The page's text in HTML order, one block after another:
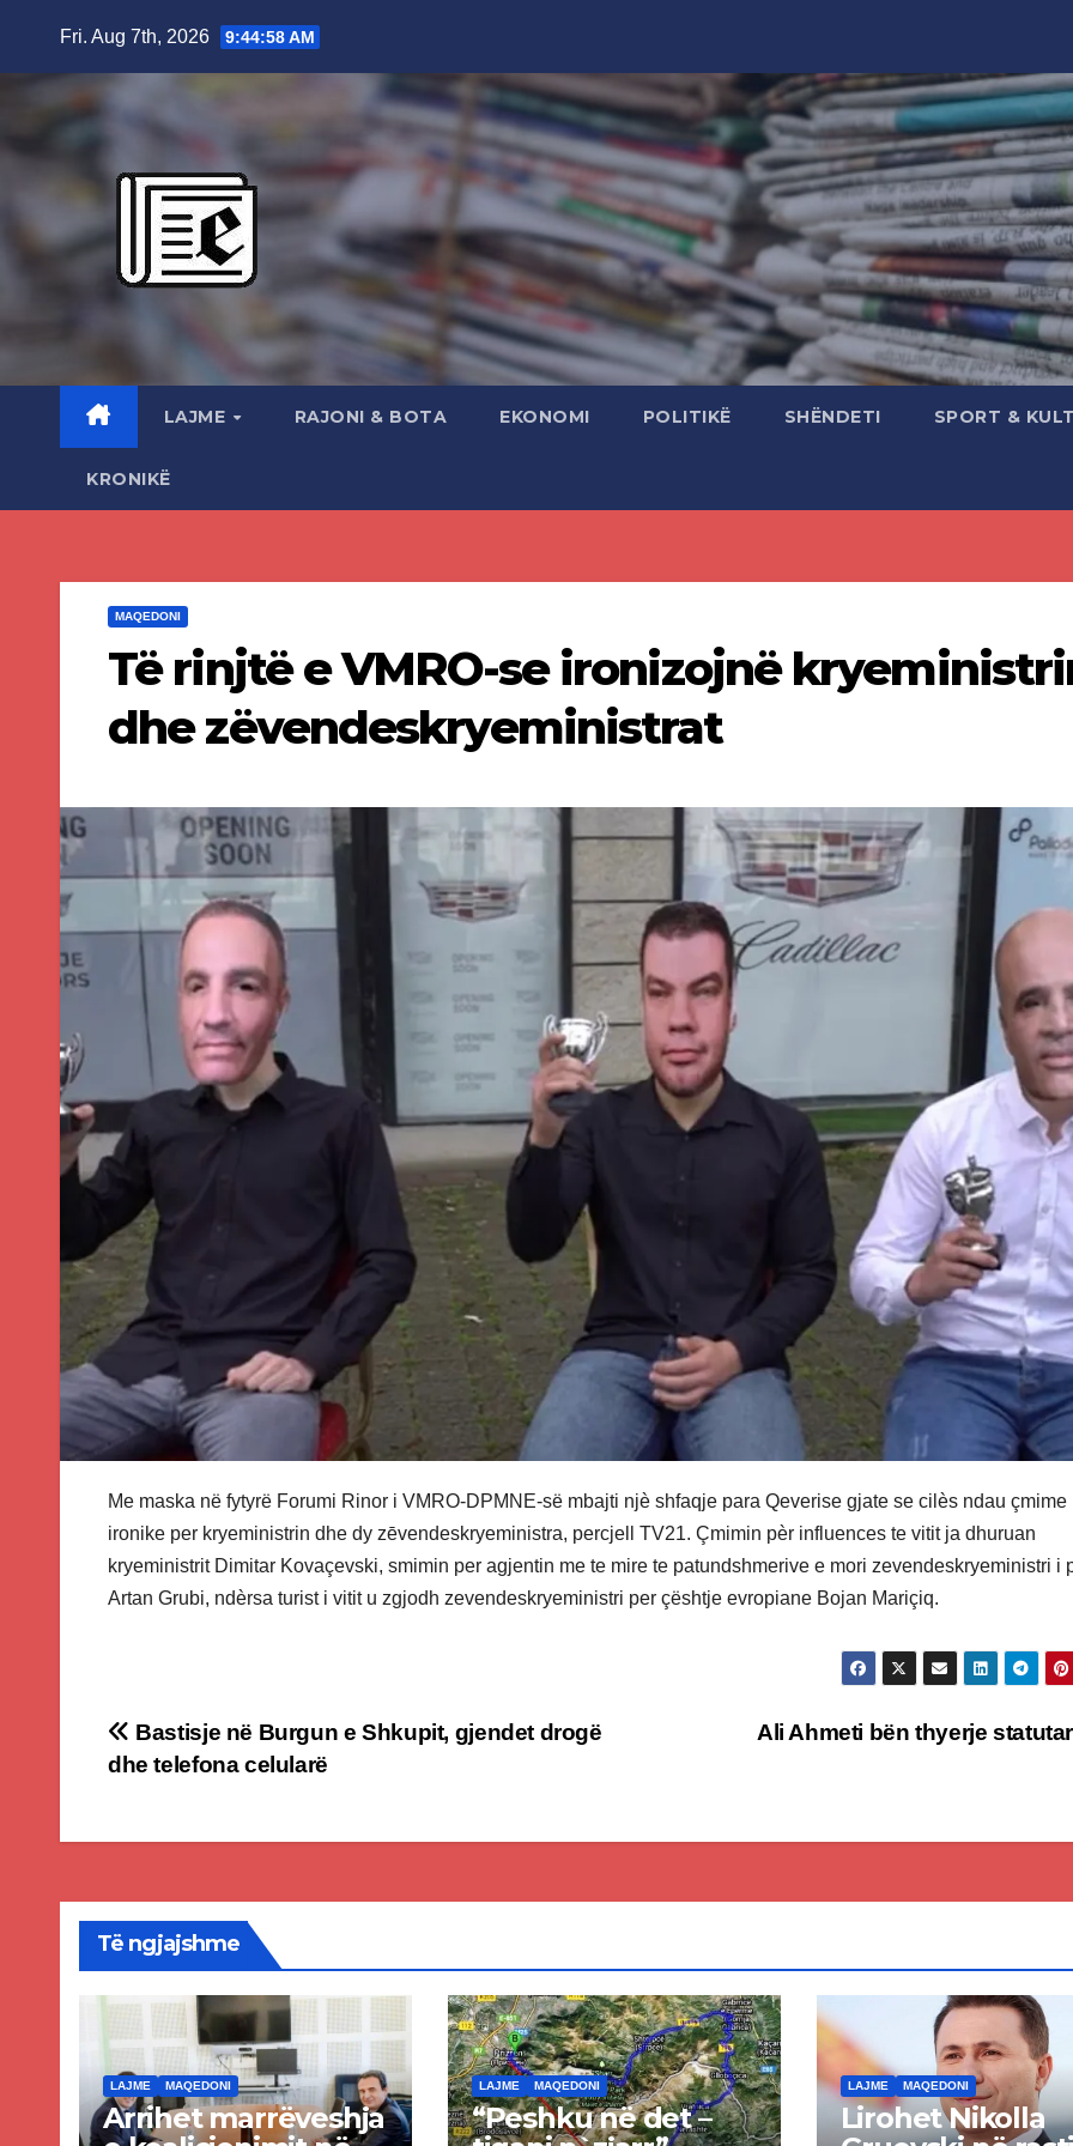
Fri. Aug 7th, 2026 9:45:00 AM
LAJME RAJONI & BOTA EKONOMI POLITIKË SHËNDETI SPORT &
KRONIKË
MAQEDONI
Të rinjtë e VMRO-se ironizojnë
dhe zëvendeskryeministrat
Me maska në fytyrë Forumi Rinor i VMRO-DPMNE-së mbajti njè shfaqje para Qeverise gjate se cilès ndau çmime
ironike per kryeministrin dhe dy zēvendeskryeministra, percjell TV21. Çmimin pèr influences te vitit ja dhuruan
kryeministrit Dimitar Kovaçevski, smimin per agjentin me te mire te patundshmerive e mori zevendeskryeministri i
Artan Grubi, ndèrsa turist i vitit u zgjodh zevendeskryeministri per çështje evropiane Bojan Mariçiq.
Post
Ali Ahmeti bën thyerje
Bastisje në Burgun e Shkupit, gjendet drogë
dhe telefona celularë
Të ngjajshme
LAJME MAQEDONI
Arrihet marrëveshja
LAJME MAQEDONI
“Peshku në det –
LAJME MAQEDONI
Lirohet Nikolla